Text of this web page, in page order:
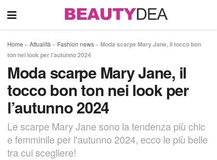
Home » Attualità » Fashion news » Moda scarpe Mary Jane, il tocco bon
ton nei look per l’autunno 2024
Moda scarpe Mary Jane, il
tocco bon ton nei look per
l’autunno 2024
Le scarpe Mary Jane sono la tendenza più chic
e femminile per l'autunno 2024, ecco le più belle
tra cui scegliere!